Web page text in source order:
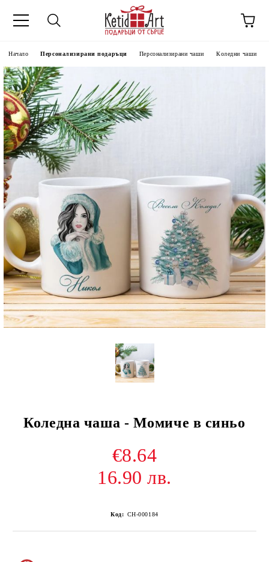
Начало Персонализирани подаръци Персонализирани чаши Коледни чаши
Коледна чаша - Момиче в синьо
€8.64
16.90 лв.
Код: CH-000184